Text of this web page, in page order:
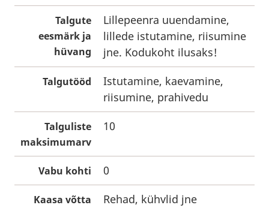
Talgute
eesmärk ja
hüvang
Lillepeenra uuendamine,
lillede istutamine, riisumine
jne. Kodukoht ilusaks!
Talgutööd
Istutamine, kaevamine,
riisumine, prahivedu
Talguliste
maksimumarv
10
Vabu kohti 0
Kaasa võtta Rehad, kühvlid jne